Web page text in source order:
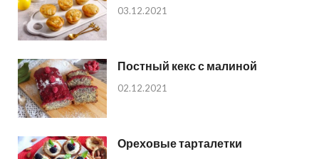
03.12.2021
Постный кекс с малиной
02.12.2021
Ореховые тарталетки